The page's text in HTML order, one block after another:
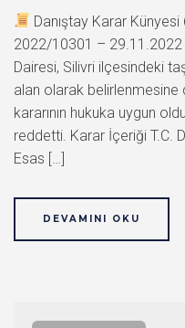
Danıştay Karar
2022/10301 – 29.11.2022
Dairesi, Silivri ilçesindeki
alan olarak
kararının hukuka uygun
reddetti. Karar İçeriği T.C.
Esas […]
DEVAMINI OKU